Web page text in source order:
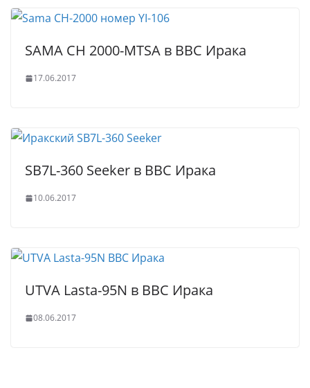
SAMA CH 2000-MTSA в ВВС Ирака
17.06.2017
SB7L-360 Seeker в ВВС Ирака
10.06.2017
UTVA Lasta-95N в ВВС Ирака
08.06.2017